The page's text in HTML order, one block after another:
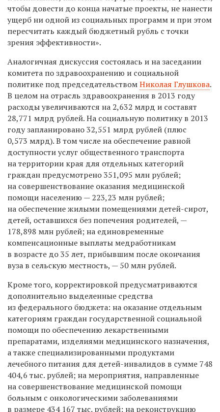
чтобы довести до конца начатые проекты, не нанести
ущерб ни одной из социальных программ и при этом
пересчитать каждый бюджетный рубль с точки
зрения эффективности».
Аналогичная дискуссия состоялась и на заседании
комитета по здравоохранению и социальной
политике под председательствомНиколая Глушкова.
В целом на отрасль здравоохранения в 2013 году
расходы увеличиваются на 2,632 млрд и составят
28,771 млрд рублей. На социальную политику в 2013
году запланировано 32,551 млрд рублей (плюс
0,573 млрд). В том числе на обеспечение равной
доступности услуг общественного транспорта
на территории края для отдельных категорий
граждан предусмотрено 351,095 млн рублей;
на совершенствование оказания медицинской
помощи населению — 223,23 млн рублей;
на обеспечение жилыми помещениями детей-сирот,
детей, оставшихся без попечения родителей, —
178,898 млн рублей; на единовременные
компенсационные выплаты медработникам
в возрасте до 35 лет, прибывшим после окончания
вуза в сельскую местность, — 50 млн рублей.
Кроме того, корректировкой предусматриваются
дополнительно выделенные средства
из федерального бюджета: на оказание отдельным
категориям граждан государственной социальной
помощи по обеспечению лекарственными
препаратами, изделиями медицинского назначения,
а также специализированными продуктами
лечебного питания для детей-инвалидов в сумме 748
404,6 тыс. рублей; на мероприятия, направленные
на совершенствование медицинской помощи
больным с онкологическими заболеваниями
в размере 434 167 тыс. рублей; на реконструкцию